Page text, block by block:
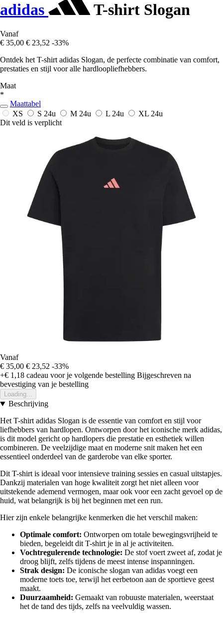
adidas T-shirt Slogan
Vanaf
€ 35,00 € 23,52 -33%
Ontdek het T-shirt adidas Slogan, de perfecte combinatie van comfort,
prestaties en stijl voor alle hardloopliefhebbers.
Maat
*
Maattabel
XS
S 24u M 24u L 24u XL 24u
Dit veld is verplicht
Vanaf
€ 35,00 € 23,52 -33%
+€ 1,18 cadeau voor je volgende bestelling Bijgeschreven na
bevestiging van je bestelling
Loading...
Beschrijving
Het T-shirt adidas Slogan is de essentie van comfort en stijl voor
liefhebbers van hardlopen. Ontworpen door het iconische merk adidas,
is dit model gericht op hardlopers die prestatie en esthetiek willen
combineren. De veelzijdige maat en moderne snit maken het een
essentieel onderdeel van de garderobe van elke sporter.
Dit T-shirt is ideaal voor intensieve training sessies en casual uitstapjes.
Dankzij materialen van hoge kwaliteit zorgt het niet alleen voor
uitstekende ademend vermogen, maar ook voor een zacht gevoel op de
huid, wat belangrijk is bij het beginnen met een run.
Hier zijn enkele belangrijke kenmerken die het verschil maken:
Optimale comfort: Ontworpen om totale bewegingsvrijheid te
bieden, begeleidt dit T-shirt je in al je activiteiten.
Vochtregulerende technologie: De stof voert zweet af, zodat je
droog blijft, zelfs tijdens de meest intense inspanningen.
Strak design: De iconische slogan van adidas voegt een
moderne toets toe, terwijl het eerbetoon aan de sportieve geest
maakt.
Duurzaamheid: Gemaakt van robuuste materialen, weerstaat
het de tand des tijds, zelfs na veelvuldig wassen.